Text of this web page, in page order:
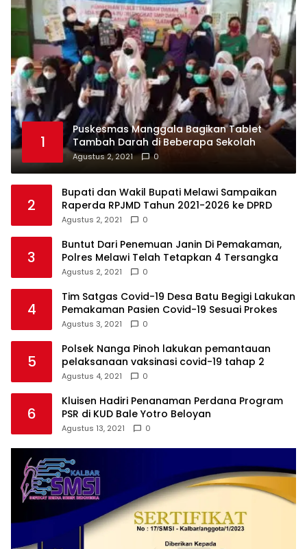
1
Puskesmas Manggala Bagikan Tablet
Tambah Darah di Beberapa Sekolah
Agustus 2, 2021 0
2
Bupati dan Wakil Bupati Melawi Sampaikan
Raperda RPJMD Tahun 2021-2026 ke DPRD
Agustus 2, 2021 0
3
Buntut Dari Penemuan Janin Di Pemakaman,
Polres Melawi Telah Tetapkan 4 Tersangka
Agustus 2, 2021 0
4
Tim Satgas Covid-19 Desa Batu Begigi Lakukan
Pemakaman Pasien Covid-19 Sesuai Prokes
Agustus 3, 2021 0
5
Polsek Nanga Pinoh lakukan pemantauan
pelaksanaan vaksinasi covid-19 tahap 2
Agustus 4, 2021 0
6
Kluisen Hadiri Penanaman Perdana Program
PSR di KUD Bale Yotro Beloyan
Agustus 13, 2021 0